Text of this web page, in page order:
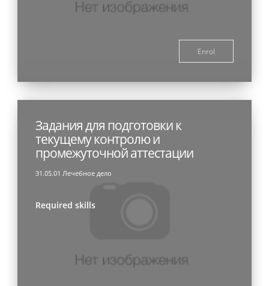
Enrol
Задания для подготовки к
текущему контролю и
промежуточной аттестации
31.05.01 Лечебное дело
Required skills